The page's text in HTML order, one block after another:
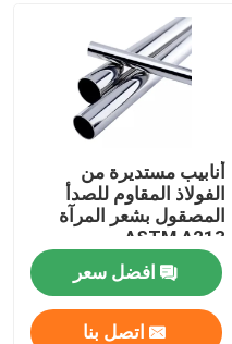
أنابيب مستديرة من
الفولاذ المقاوم للصدأ
المصقول بشعر المرآة
ASTM A213
افضل سعر
اتصل بنا